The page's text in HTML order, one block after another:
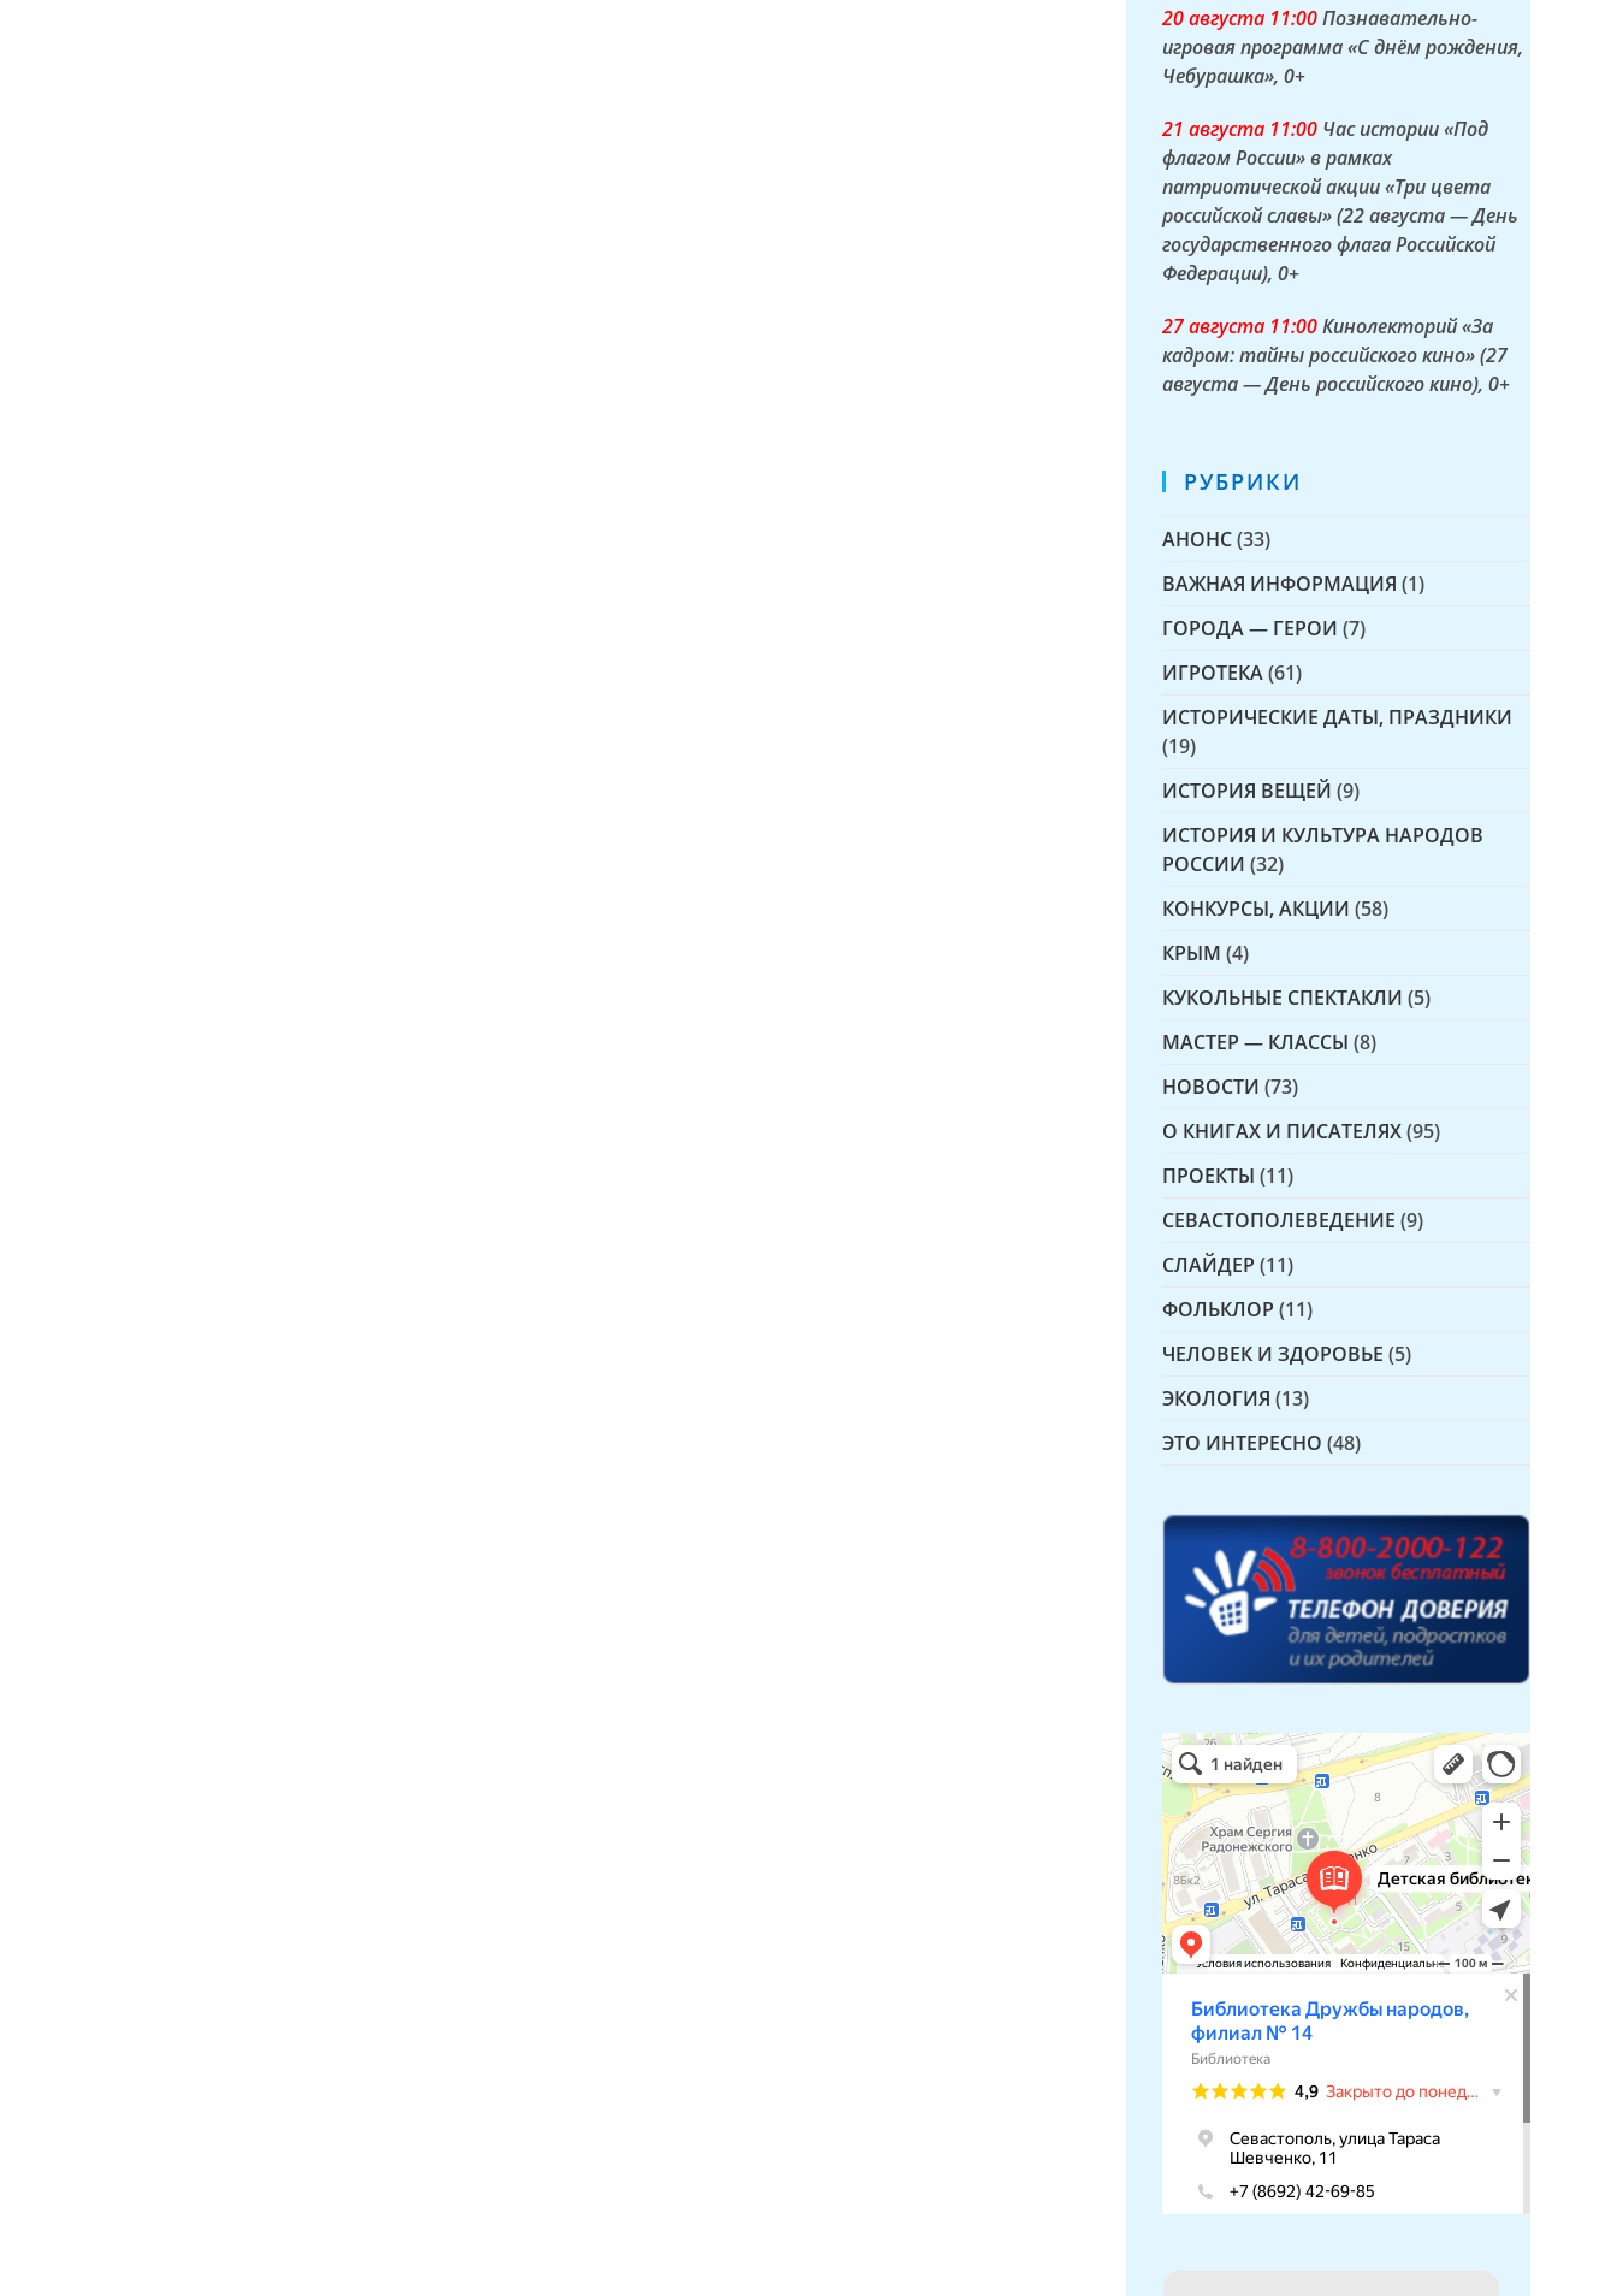
20 августа 11:00Познавательно-
игровая программа «С днём рождения,
Чебурашка», 0+
21 августа 11:00 Час истории «Под
флагом России» в рамках
патриотической акции «Три цвета
российской славы» (22 августа — День
государственного флага Российской
Федерации), 0+
27 августа 11:00Кинолекторий «За
кадром: тайны российского кино» (27
августа — День российского кино), 0+
РУБРИКИ
АНОНС(33)
ВАЖНАЯ ИНФОРМАЦИЯ (1)
ГОРОДА — ГЕРОИ (7)
ИГРОТЕКА(61)
ИСТОРИЧЕСКИЕ ДАТЫ, ПРАЗДНИКИ
(19)
ИСТОРИЯ ВЕЩЕЙ (9)
ИСТОРИЯ И КУЛЬТУРА НАРОДОВ
РОССИИ (32)
КОНКУРСЫ, АКЦИИ (58)
КРЫМ (4)
КУКОЛЬНЫЕ СПЕКТАКЛИ (5)
МАСТЕР — КЛАССЫ (8)
НОВОСТИ (73)
О КНИГАХ И ПИСАТЕЛЯХ(95)
ПРОЕКТЫ (11)
СЕВАСТОПОЛЕВЕДЕНИЕ (9)
СЛАЙДЕР (11)
ФОЛЬКЛОР (11)
ЧЕЛОВЕК И ЗДОРОВЬЕ (5)
ЭКОЛОГИЯ (13)
ЭТО ИНТЕРЕСНО (48)
Детская библиотека № 14 Дружбы народов
Библиотека в Севастополе